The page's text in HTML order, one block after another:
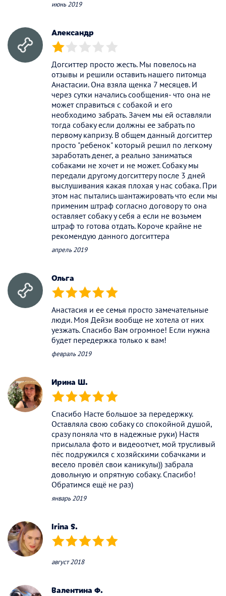
июнь 2019
Александр
(*) ( ) ( ) ( ) ( )
Догситтер просто жесть. Мы повелось на
отзывы и решили оставить нашего питомца
Анастасии. Она взяла щенка 7 месяцев. И
через сутки начались сообщения- что она не
может справиться с собакой и его
необходимо забрать. Зачем мы ей оставляли
тогда собаку если должны ее забрать по
первому капризу. В общем данный догситтер
просто "ребенок" который решил по легкому
заработать денег, а реально заниматься
собаками не хочет и не может. Собаку мы
передали другому догситтеру после 3 дней
выслушивания какая плохая у нас собака. При
этом нас пытались шантажировать что если мы
применим штраф согласно договору то она
оставляет собаку у себя а если не возьмем
штраф то готова отдать. Короче крайне не
рекомендую данного догситтера
апрель 2019
Ольга
(*) (*) (*) (*) (*)
Анастасия и ее семья просто замечательные
люди. Моя Дейзи вообще не хотела от них
уезжать. Спасибо Вам огромное! Если нужна
будет передержка только к вам!
февраль 2019
Ирина Ш.
(*) (*) (*) (*) (*)
Спасибо Насте большое за передержку.
Оставляла свою собаку со спокойной душой,
сразу поняла что в надежные руки) Настя
присылала фото и видеоотчет, мой трусливый
пёс подружился с хозяйскими собачками и
весело провёл свои каникулы)) забрала
довольную и опрятную собаку. Спасибо!
Обратимся ещё не раз)
январь 2019
Irina S.
(*) (*) (*) (*) (*)
август 2018
Валентина Ф.